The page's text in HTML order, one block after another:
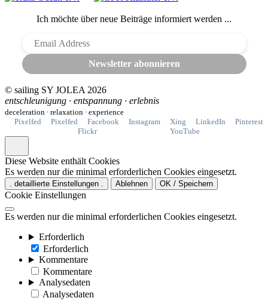
© sailing SY JOLEA 2026
entschleunigung ∙ entspannung ∙ erlebnis
deceleration ∙ relaxation ∙ experience
Pixelfed Pixelfed Facebook Instagram Xing LinkedIn
Pinterest
Flickr
YouTube
Diese Website enthält Cookies
Es werden nur die minimal erforderlichen Cookies eingesetzt.
. detaillierte Einstellungen . Ablehnen OK / Speichern
Cookie Einstellungen
Es werden nur die minimal erforderlichen Cookies eingesetzt.
Erforderlich
Erforderlich
Kommentare
Kommentare
Analysedaten
Analysedaten